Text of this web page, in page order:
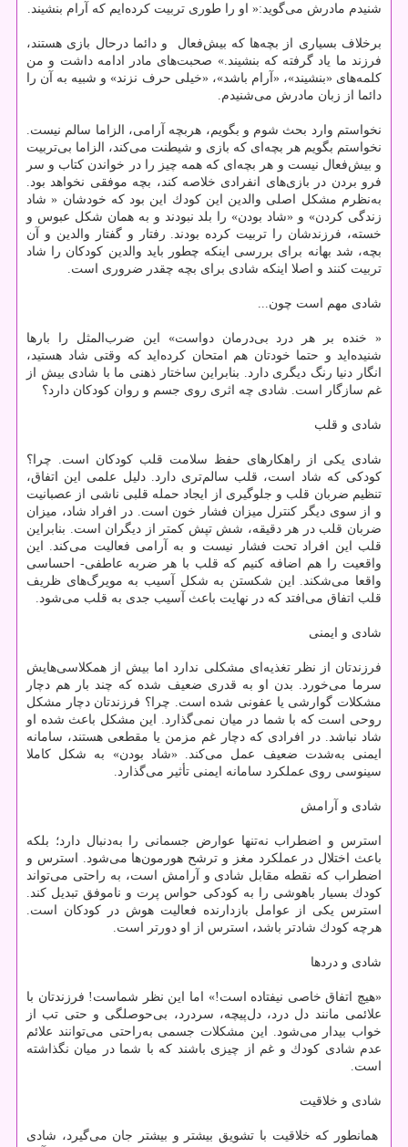
شنیدم مادرش می‌گوید:«‌ او را طوری تربیت كرده‌ایم كه آرام بنشیند.
برخلاف بسیاری از بچه‌ها كه بیش‌فعال ‌ و دائما درحال بازی هستند،
فرزند ما یاد گرفته كه بنشیند.» صحبت‌‍‌های مادر ادامه داشت و من
كلمه‌های «بنشیند»، «‌آرام باشد»، «خیلی حرف نزند»‌ و شبیه به آن را
دائما از زبان مادرش می‌شنیدم.
نخواستم وارد بحث شوم و بگویم، ‌هربچه آرامی، الزاما سالم نیست.
نخواستم بگویم هر بچه‌ای كه بازی و شیطنت می‌كند، الزاما بی‌تربیت
و بیش‌فعال نیست و هر بچه‌‌ای كه همه‌‌ چیز را در خواندن كتاب و سر
فرو بردن در بازی‌های انفرادی خلاصه كند، بچه موفقی نخواهد بود.
به‌نظرم ‌مشكل اصلی والدین این كودك این بود كه خودشان « شاد
زندگی كردن» ‌و «‌شاد بودن»‌ را بلد نبودند و به همان شكل عبوس و
خسته، فرزندشان را تربیت كرده ‌بودند. رفتار و گفتار والدین و آن
بچه، شد بهانه برای بررسی اینكه چطور باید والدین كودكان را شاد
تربیت كنند و اصلا اینكه شادی برای بچه چقدر ضروری است.
شادی مهم است چون...
« خنده بر هر درد بی‌درمان دواست» این ضرب‌المثل را بارها
شنیده‌اید و حتما خودتان هم امتحان كرده‌اید كه وقتی شاد هستید،
انگار دنیا رنگ دیگری دارد. بنابراین ساختار ذهنی ما با شادی بیش از
غم سازگار است. شادی چه اثری روی جسم و روان كودكان دارد؟
شادی و قلب
شادی یكی از راهكارهای حفظ سلامت قلب كودكان است. چرا؟
كودكی كه شاد است، قلب سالم‌تری دارد. دلیل علمی این اتفاق،
تنظیم ضربان قلب و جلوگیری از ایجاد حمله قلبی ناشی از عصبانیت
و از سوی دیگر كنترل میزان فشار خون است. در افراد شاد، میزان
ضربان قلب در هر دقیقه، ‌شش تپش كمتر از دیگران است. بنابراین
قلب این افراد تحت فشار نیست و به آرامی فعالیت می‌كند. این
واقعیت را هم اضافه كنیم كه قلب با هر ضربه عاطفی- احساسی
واقعا می‌شكند. این شكستن به شكل آسیب به مویرگ‌های ظریف
قلب اتفاق می‌افتد كه در نهایت باعث آسیب جدی به قلب می‌شود.
شادی و ایمنی
فرزندتان از نظر تغذیه‌ای مشكلی ندارد‌ اما بیش از همكلاسی‌هایش
سرما می‎‌خورد. بدن او به قدری ضعیف شده كه چند بار هم دچار
مشكلات گوارشی یا عفونی شده است. چرا؟ فرزندتان دچار مشكل
روحی است كه با شما در میان نمی‌گذارد. این مشكل باعث شده او
شاد نباشد. در افرادی كه دچار غم مزمن یا مقطعی هستند، ‌سامانه
ایمنی به‌شدت ضعیف عمل می‌كند. «‌شاد بودن» به شكل كاملا
سینوسی روی عملكرد سامانه ایمنی تأثیر می‌گذارد.
شادی و آرامش
استرس و اضطراب نه‌تنها عوارض جسمانی را به‌دنبال دارد؛‌ بلكه
باعث اختلال در عملكرد مغز و ترشح هورمون‌ها می‌شود. استرس و
اضطراب كه نقطه مقابل شادی و آرامش است، به راحتی می‌تواند
كودك بسیار باهوشی را به كودكی حواس‌ پرت و ناموفق تبدیل كند.
استرس یكی از عوامل بازدارنده فعالیت هوش در كودكان است.
هرچه كودك شادتر باشد، استرس از او دورتر است.
شادی و دردها
«هیچ اتفاق خاصی نیفتاده است!» اما این نظر شماست! فرزندتان با
علائمی مانند دل درد، دل‌پیچه، سردرد، بی‌حوصلگی و حتی تب از
خواب بیدار می‌شود. این مشكلات جسمی به‌راحتی می‌توانند علائم
عدم‌ شادی كودك و غم از چیزی باشند كه با شما در میان نگذاشته
است.
شادی و خلاقیت
همانطور كه خلاقیت با تشویق بیشتر و بیشتر جان می‌گیرد، شادی